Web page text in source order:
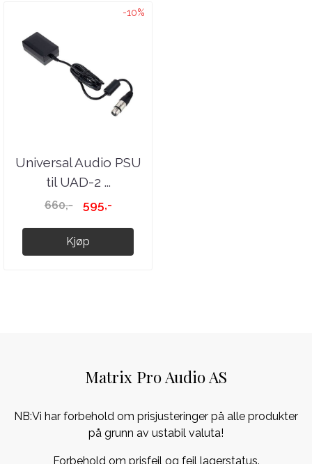
-10%
Universal Audio PSU
til UAD-2 ...
660,- 595,-
Kjøp
Matrix Pro Audio AS
NB:Vi har forbehold om prisjusteringer på alle produkter
på grunn av ustabil valuta!
Forbehold om prisfeil og feil lagerstatus.